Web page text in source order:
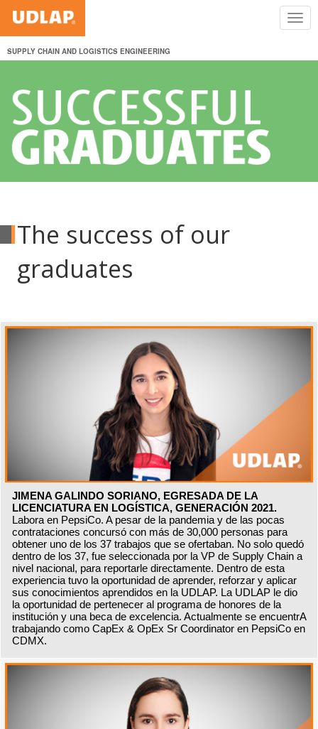
SUPPLY CHAIN AND LOGISTICS ENGINEERING
The success of our
graduates
JIMENA GALINDO SORIANO, EGRESADA DE LA
LICENCIATURA EN LOGÍSTICA, GENERACIÓN 2021.
Labora en PepsiCo. A pesar de la pandemia y de las pocas
contrataciones concursó con más de 30,000 personas para
obtener uno de los 37 trabajos que se ofertaban. No solo quedó
dentro de los 37, fue seleccionada por la VP de Supply Chain a
nivel nacional, para reportarle directamente. Dentro de esta
experiencia tuvo la oportunidad de aprender, reforzar y aplicar
sus conocimientos aprendidos en la UDLAP. La UDLAP le dio
la oportunidad de pertenecer al programa de honores de la
institución y una beca de excelencia. Actualmente se encuentrA
trabajando como CapEx & OpEx Sr Coordinator en PepsiCo en
CDMX.